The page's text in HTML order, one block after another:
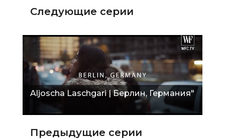
Следующие серии
Aljoscha Laschgari | Берлин, Германия"
Предыдущие серии